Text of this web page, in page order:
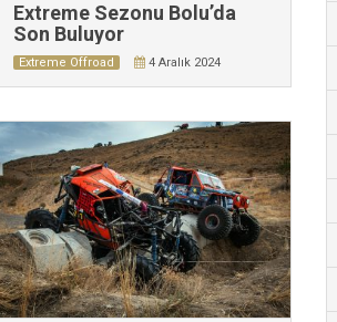
Extreme Sezonu Bolu’da
Son Buluyor
Extreme Offroad 4 Aralık 2024